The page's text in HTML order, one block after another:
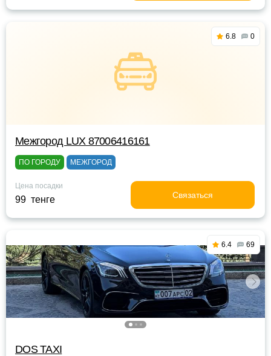
6.8 0
Межгород LUX 87006416161
ПО ГОРОДУ МЕЖГОРОД
Цена посадки
99 тенге Связаться
6.4 69
DOS TAXI